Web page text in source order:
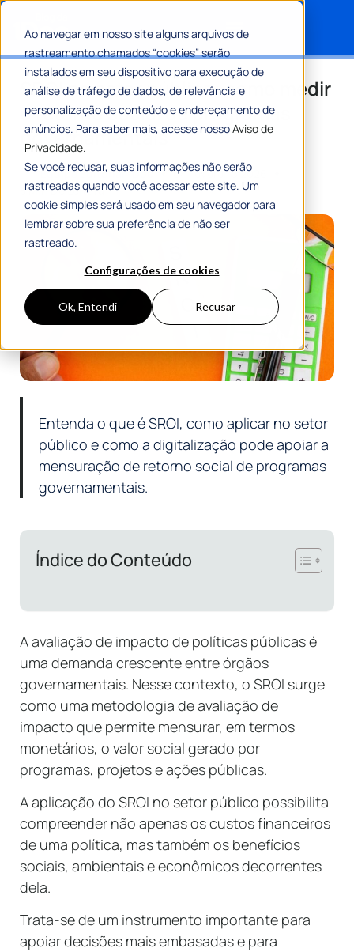
Ao navegar em nosso site alguns arquivos de
rastreamento chamados “cookies” serão
instalados em seu dispositivo para execução de
análise de tráfego de dados, de relevância e
personalização de conteúdo e endereçamento de
anúncios. Para saber mais, acesse nossoAviso de
Privacidade.
Se você recusar, suas informações não serão
rastreadas quando você acessar este site. Um
cookie simples será usado em seu navegador para
lembrar sobre sua preferência de não ser
rastreado.
Configurações de cookies
Ok, Entendi Recusar
SROI no setor público: como medir
o retorno social de programas
governamentais
Por Equipe Editorial 1Doc
04 Fevereiro 2026
8 Min De Leitura
Entenda o que é SROI, como aplicar no setor
público e como a digitalização pode apoiar a
mensuração de retorno social de programas
governamentais.
Índice do Conteúdo
A avaliação de impacto de políticas públicas é
uma demanda crescente entre órgãos
governamentais. Nesse contexto, o SROI surge
como uma metodologia de avaliação de
impacto que permite mensurar, em termos
monetários, o valor social gerado por
programas, projetos e ações públicas.
A aplicação do SROI no setor público possibilita
compreender não apenas os custos financeiros
de uma política, mas também os benefícios
sociais, ambientais e econômicos decorrentes
dela.
Trata-se de um instrumento importante para
apoiar decisões mais embasadas e para